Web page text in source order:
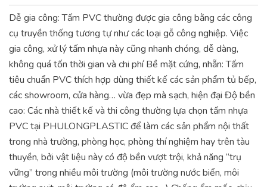
Dễ gia công: Tấm PVC thường được gia công bằng các công
cụ truyền thống tương tự như các loại gỗ công nghiệp. Việc
gia công, xử lý tấm nhựa này cũng nhanh chóng, dễ dàng,
không quá tốn thời gian và chi phí Bề mặt cứng, nhẵn: Tấm
tiêu chuẩn PVC thích hợp dùng thiết kế các sản phẩm tủ bếp,
các showroom, cửa hàng… vừa đẹp mà sạch, hiện đại Độ bền
cao: Các nhà thiết kế và thi công thường lựa chọn tấm nhựa
PVC tại PHULONGPLASTIC để làm các sản phẩm nội thất
trong nhà trường, phòng học, phòng thí nghiệm hay trên tàu
thuyền, bởi vật liệu này có độ bền vượt trội, khả năng “trụ
vững” trong nhiều môi trường (môi trường nước biển, môi